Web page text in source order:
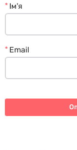
Ім'я
*
Email
*